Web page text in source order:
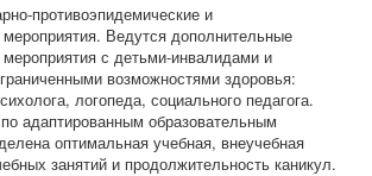
противоэпидемические и
Ведутся дополнительные
с детьми-инвалидами и
возможностями здоровья:
логопеда, социального педагога.
адаптированным образовательным
оптимальная учебная, внеучебная
занятий и продолжительность каникул.